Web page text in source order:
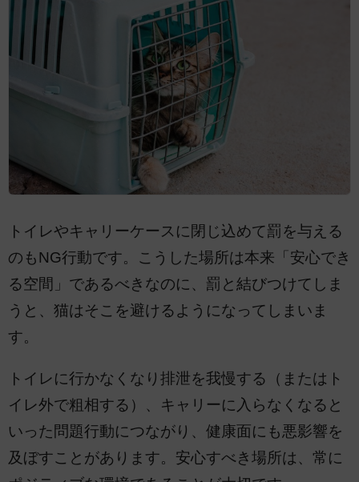
トイレやキャリーケースに閉じ込めて罰を与える
のもNG行動です。こうした場所は本来「安心でき
る空間」であるべきなのに、罰と結びつけてしま
うと、猫はそこを避けるようになってしまいま
す。
トイレに行かなくなり排泄を我慢する（またはト
イレ外で粗相する）、キャリーに入らなくなると
いった問題行動につながり、健康面にも悪影響を
及ぼすことがあります。安心すべき場所は、常に